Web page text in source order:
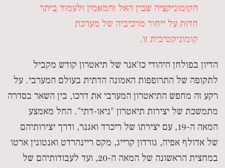
הקומוניקציה שבין האל והמאמין ולעמוד ביתר
חדות על ייחוד מרכיביה של מערכת
קומוניקטיבית זו.
הדיון בפולחן היהודי כז'אנר של תיאטרון קודש מקביל
לתקופה של התרופפות האמונה הדתית בעולם המערבי. על
רקע זה מחפש התיאטרון המערבי את דרכו, בין השאר בסדרה
מתמשכת של יצירות תיאטרון "ניאו-דתי". החל מאמצע
המאה ה-19, עם יצירתו של ריכרד ואגנר, ודרך יצירותיהם
של אדולף אפיה, גורדון קרייג, מקס ריינהרדט ואנטונין ארטו
במחצית הראשונה של המאה ה-20, ועד לעבודותיהם של